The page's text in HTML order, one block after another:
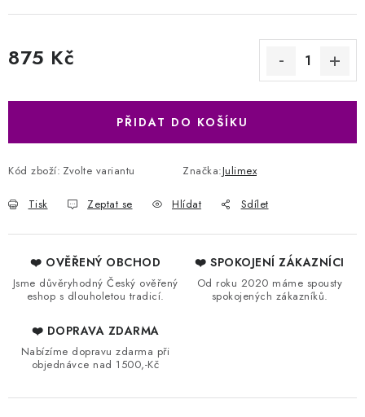
875 Kč
PŘIDAT DO KOŠÍKU
Kód zboží: Zvolte variantu Značka:Julimex
Tisk Zeptat se Hlídat Sdílet
❤️ OVĚŘENÝ OBCHOD
Jsme důvěryhodný Český ověřený
eshop s dlouholetou tradicí.
❤️ SPOKOJENÍ ZÁKAZNÍCI
Od roku 2020 máme spousty
spokojených zákazníků.
❤️ DOPRAVA ZDARMA
Nabízíme dopravu zdarma při
objednávce nad 1500,-Kč